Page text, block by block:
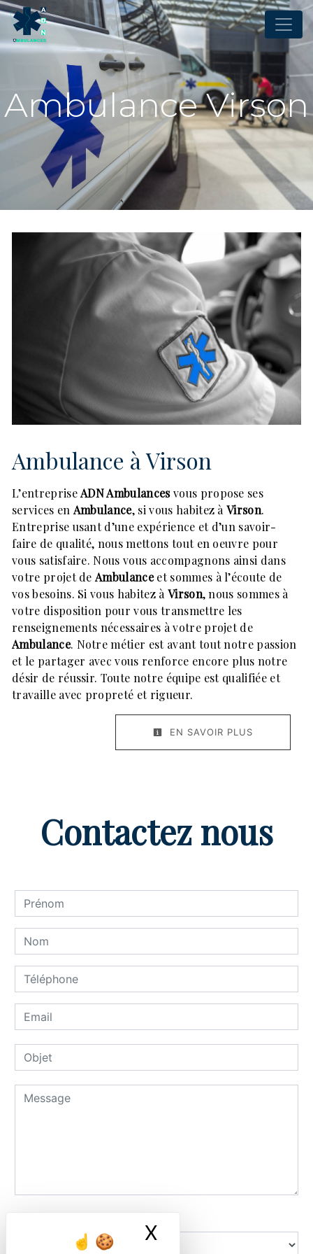
Panneau de gestion des cookies
X Masquer le
Ambulance Virson
Ambulance à Virson
L’entrepriseADN Ambulancesvous propose ses
services enAmbulance, si vous habitez àVirson.
Entreprise usant d’une expérience et d’un savoir-
faire de qualité, nous mettons tout en oeuvre pour
vous satisfaire. Nous vous accompagnons ainsi dans
votre projet deAmbulanceet sommes à l’écoute de
vos besoins. Si vous habitez àVirson, nous sommes à
votre disposition pour vous transmettre les
renseignements nécessaires à votre projet de
Ambulance. Notre métier est avant tout notre passion
et le partager avec vous renforce encore plus notre
désir de réussir. Toute notre équipe est qualifiée et
travaille avec propreté et rigueur.
EN SAVOIR PLUS
Contactez nous